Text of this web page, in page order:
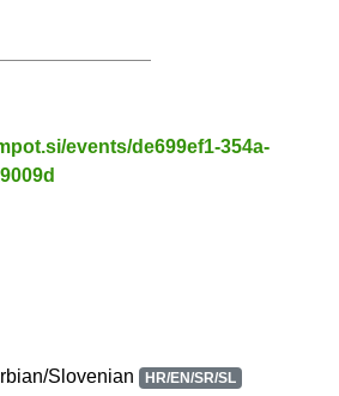
events/de699ef1-354a-
Slovenian HR/EN/SR/SL